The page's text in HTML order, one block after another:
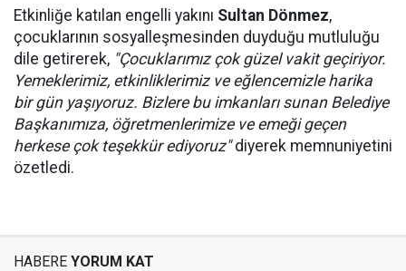
Etkinliğe katılan engelli yakını Sultan Dönmez,
çocuklarının sosyalleşmesinden duyduğu mutluluğu
dile getirerek, "Çocuklarımız çok güzel vakit geçiriyor.
Yemeklerimiz, etkinliklerimiz ve eğlencemizle harika
bir gün yaşıyoruz. Bizlere bu imkanları sunan Belediye
Başkanımıza, öğretmenlerimize ve emeği geçen
herkese çok teşekkür ediyoruz"diyerek memnuniyetini
özetledi.
HABERE YORUM KAT